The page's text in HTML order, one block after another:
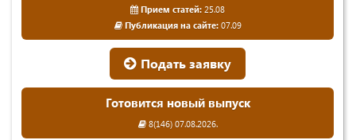
Прием статей: 25.08
Публикация на сайте:07.09
Подать заявку
Готовится новый выпуск
8(146) 07.08.2026.